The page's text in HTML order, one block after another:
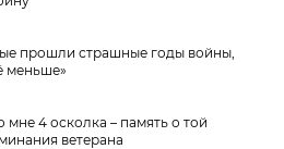
прошли страшные годы войны,
меньше»
мне 4 осколка – память о той
ветерана